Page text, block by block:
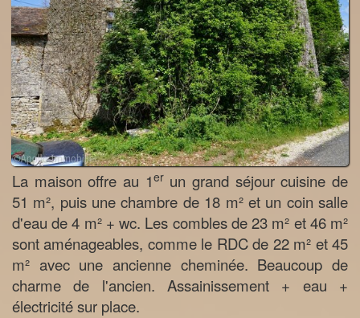
La maison offre au 1erun grand séjour cuisine de
51 m², puis une chambre de 18 m² et un coin salle
d'eau de 4 m² + wc. Les combles de 23 m² et 46 m²
sont aménageables, comme le RDC de 22 m² et 45
m² avec une ancienne cheminée. Beaucoup de
charme de l'ancien. Assainissement + eau +
électricité sur place.